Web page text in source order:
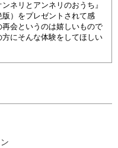
ネリとアンネリのおうち』
版）をプレゼントされて感
会というのは嬉しいもので
にそんな体験をしてほしい